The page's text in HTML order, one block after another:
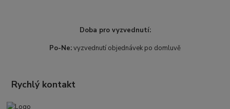
Doba pro vyzvednutí:
Po-Ne:vyzvednutí objednávek po domluvě
Rychlý kontakt